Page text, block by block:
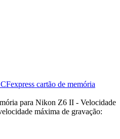
CFexpress cartão de memória
para Nikon Z6 II - Velocidade
máxima de gravação: